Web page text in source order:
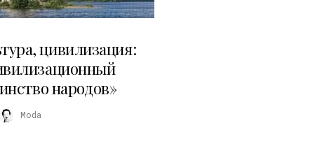
цивилизация:
народов»
Moda